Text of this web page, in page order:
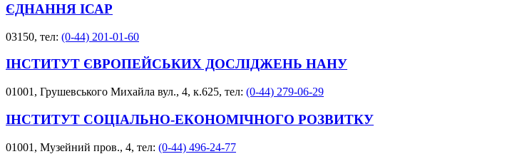
ЄДНАННЯ ІСАР
03150, тел: (0-44) 201-01-60
ІНСТИТУТ ЄВРОПЕЙСЬКИХ ДОСЛІДЖЕНЬ НАНУ
01001, Грушевського Михайла вул., 4, к.625, тел: (0-44) 279-06-29
ІНСТИТУТ СОЦІАЛЬНО-ЕКОНОМІЧНОГО РОЗВИТКУ
01001, Музейний пров., 4, тел: (0-44) 496-24-77